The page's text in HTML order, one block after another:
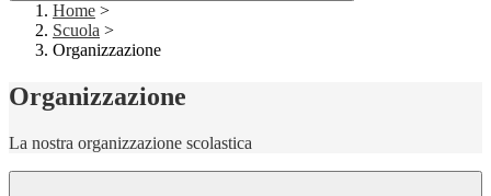
Home >
Scuola >
Organizzazione
Organizzazione
La nostra organizzazione scolastica